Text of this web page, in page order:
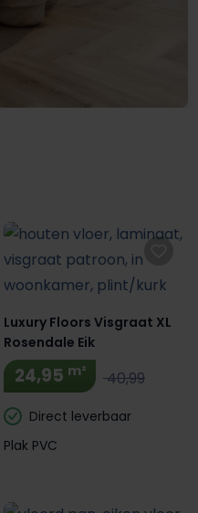
Luxury Floors Visgraat XL
Rosendale Eik
24,95 m² 40,99
Direct leverbaar
Plak PVC